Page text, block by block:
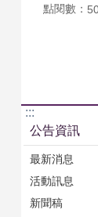
點閱數：
:::
公告資訊
最新消息
活動訊息
新聞稿